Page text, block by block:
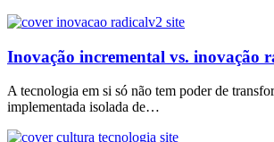
Inovação incremental vs. inovação
A tecnologia em si só não tem poder de
implementada isolada de…